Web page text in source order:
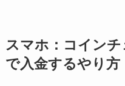
スマホ：コイン
で入金するやり方